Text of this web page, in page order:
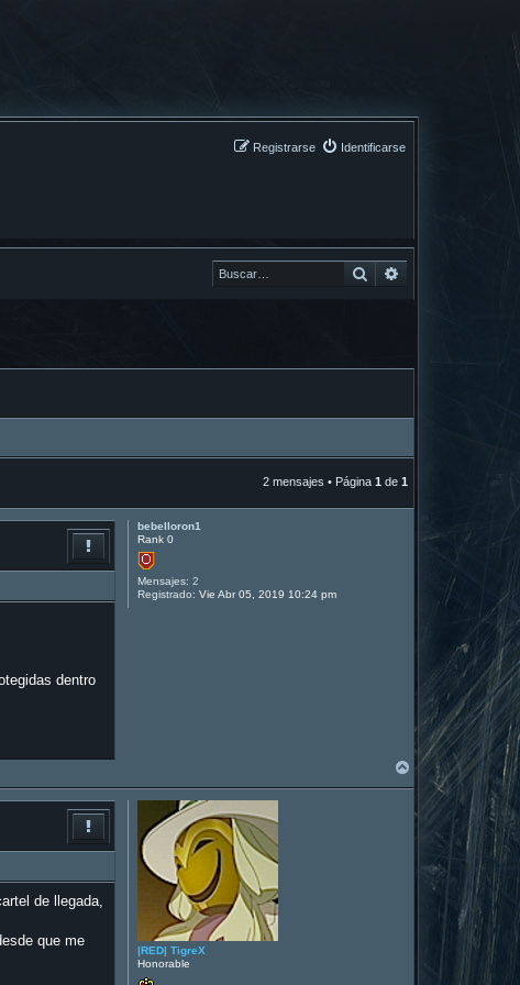
Identificarse
Registrarse
Buscar
2 mensajes • Página 1 de 1
bebelloron1
Rank 0
Mensajes: 2
Registrado: Vie Abr 05, 2019 10:24 pm
dentro
A
i
|RED| TigreX
Honorable
de llegada,
que me